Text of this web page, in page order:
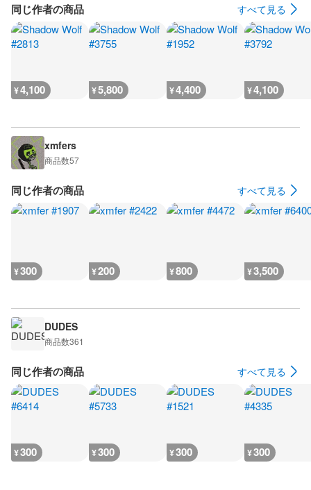
同じ作者の商品 すべて見る
¥4,100 ¥5,800 ¥4,400 ¥4,100
xmfers
商品数57
同じ作者の商品 すべて見る
¥300 ¥200 ¥800 ¥3,500
DUDES
商品数361
同じ作者の商品 すべて見る
¥300 ¥300 ¥300 ¥300